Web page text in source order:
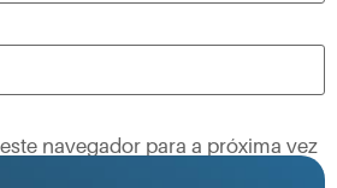
navegador para a próxima vez